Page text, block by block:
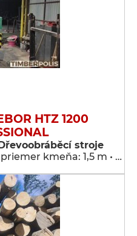
HTZ 1200
stroje
priemer kmeňa: 1,5 m • …